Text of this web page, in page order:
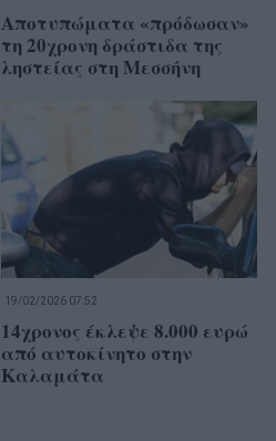
Αποτυπώματα «πρόδωσαν»
τη 20χρονη δράστιδα της
ληστείας στη Μεσσήνη
19/02/2026 07:52
14χρονος έκλεψε 8.000 ευρώ
από αυτοκίνητο στην
Καλαμάτα